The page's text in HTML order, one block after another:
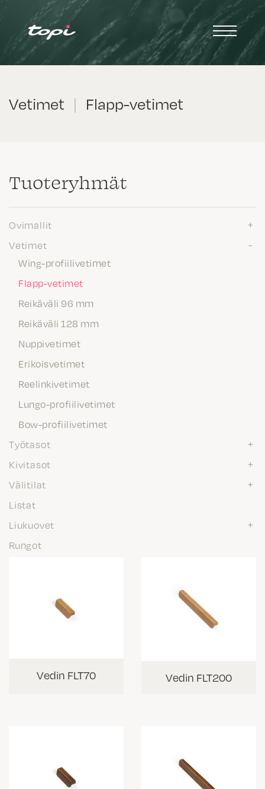
Vetimet | Flapp-vetimet
Tuote­ryhmät
Ovimallit
Vetimet
Wing-profiilivetimet
Flapp-vetimet
Reikäväli 96 mm
Reikäväli 128 mm
Nuppivetimet
Erikoisvetimet
Reelinkivetimet
Lungo-profiilivetimet
Bow-profiilivetimet
Työtasot
Kivitasot
Välitilat
Listat
Liukuovet
Rungot
Vedin FLT70 Vedin FLT200